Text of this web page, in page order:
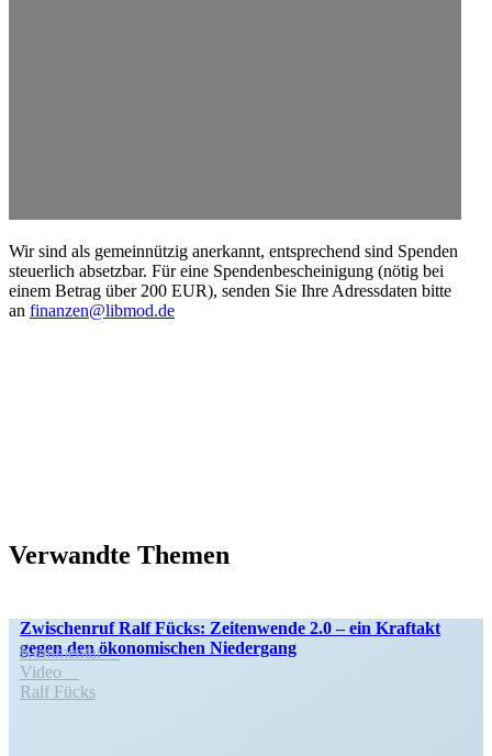
Wir sind als gemein­nützig anerkannt, entspre­chend sind Spenden
steuerlich absetzbar. Für eine Spenden­be­schei­nigung (nötig bei
einem Betrag über 200 EUR), senden Sie Ihre Adress­daten bitte
an finanzen@libmod.de
Verwandte Themen
Zwischenruf Ralf Fücks: Zeiten­wende 2.0 – ein Kraftakt
gegen den ökono­mi­schen Niedergang
Kommentar
Video
Ralf Fücks